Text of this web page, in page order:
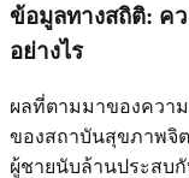
ข้อมูลทางสถิติ: ค
อย่างไร
ผลที่ตามมาของควา
ของสถาบันสุขภาพจิ
ผู้ชายนับล้านประสบ